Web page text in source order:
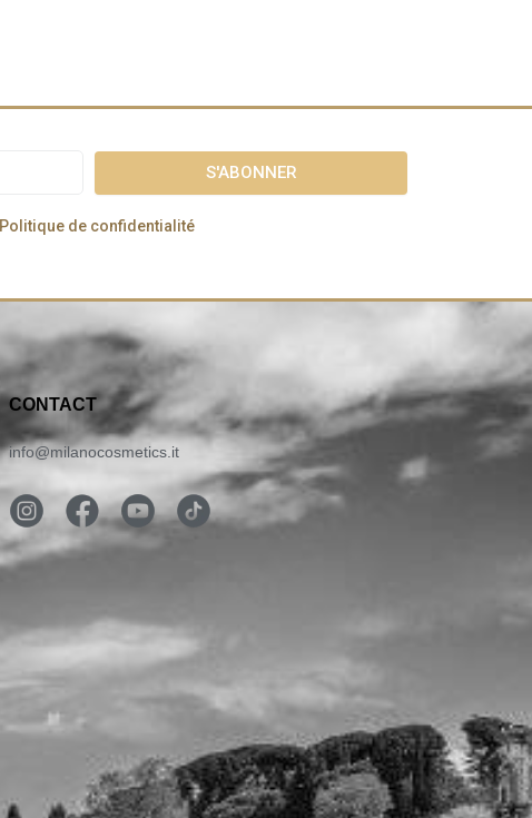
Politique de confidentialité
CONTACT
info@milanocosmetics.it